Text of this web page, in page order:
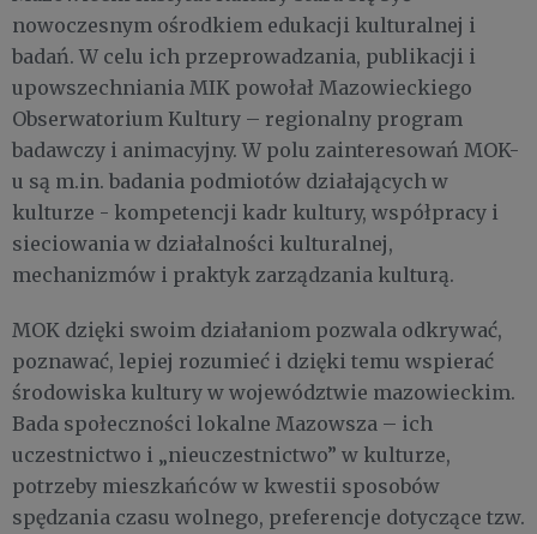
nowoczesnym ośrodkiem edukacji kulturalnej i
badań. W celu ich przeprowadzania, publikacji i
upowszechniania MIK powołał Mazowieckiego
Obserwatorium Kultury – regionalny program
badawczy i animacyjny. W polu zainteresowań MOK-
u są m.in. badania podmiotów działających w
kulturze - kompetencji kadr kultury, współpracy i
sieciowania w działalności kulturalnej,
mechanizmów i praktyk zarządzania kulturą.
MOK dzięki swoim działaniom pozwala odkrywać,
poznawać, lepiej rozumieć i dzięki temu wspierać
środowiska kultury w województwie mazowieckim.
Bada społeczności lokalne Mazowsza – ich
uczestnictwo i „nieuczestnictwo” w kulturze,
potrzeby mieszkańców w kwestii sposobów
spędzania czasu wolnego, preferencje dotyczące tzw.